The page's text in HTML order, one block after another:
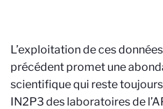
L’exploitation de ces
précédent promet une
scientifique qui reste
IN2P3 des laboratoires de